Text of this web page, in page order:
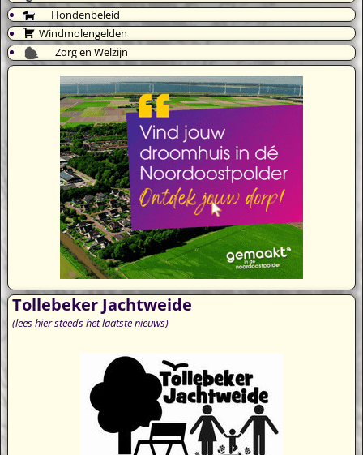
Hondenbeleid
Windmolengelden
Zorg en Welzijn
Tollebeker Jachtweide
(lees hier steeds het laatste nieuws)